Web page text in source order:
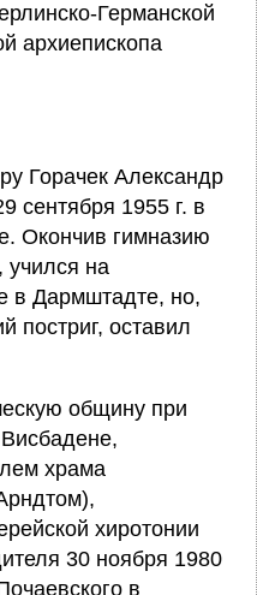
Германской
архиепископа
Горачек Александр
сентября 1955 г. в
Окончив гимназию
на
в Дармштадте, но,
постриг, оставил
общину при
храма
хиротонии
30 ноября 1980
в